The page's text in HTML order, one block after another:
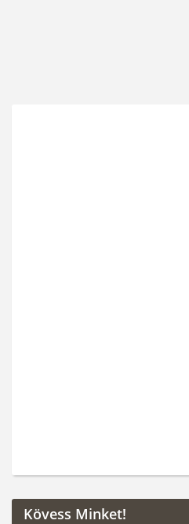
Kövess Minket!